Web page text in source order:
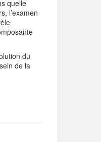
quelle
l’examen
du
de la